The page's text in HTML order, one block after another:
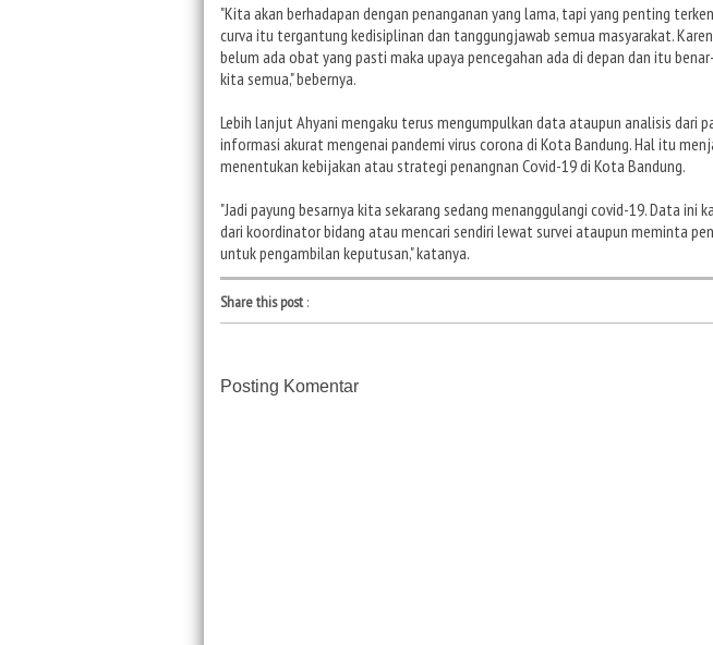
"Kita akan berhadapan dengan penanganan yang lama, tapi yang penting
curva itu tergantung kedisiplinan dan tanggungjawab semua masyarakat.
belum ada obat yang pasti maka upaya pencegahan ada di depan dan itu
kita semua," bebernya.
Lebih lanjut Ahyani mengaku terus mengumpulkan data ataupun analisis dari
informasi akurat mengenai pandemi virus corona di Kota Bandung. Hal itu
menentukan kebijakan atau strategi penangnan Covid-19 di Kota Bandung.
"Jadi payung besarnya kita sekarang sedang menanggulangi covid-19. Data ini
dari koordinator bidang atau mencari sendiri lewat survei ataupun meminta
untuk pengambilan keputusan," katanya.
Share this post:
Posting Komentar